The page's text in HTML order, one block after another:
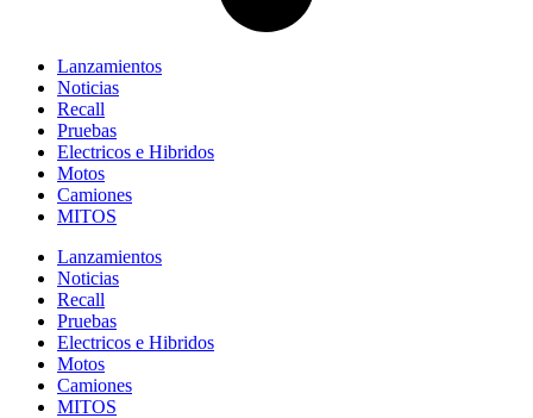
Lanzamientos
Noticias
Recall
Pruebas
Electricos e Hibridos
Motos
Camiones
MITOS
Lanzamientos
Noticias
Recall
Pruebas
Electricos e Hibridos
Motos
Camiones
MITOS